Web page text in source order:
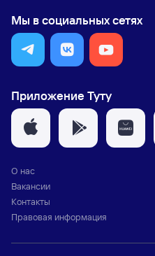
Мы в социальных сетях
Приложение Туту
О нас
Вакансии
Контакты
Правовая информация